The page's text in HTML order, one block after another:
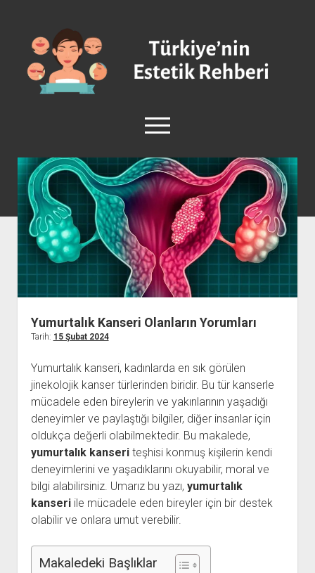
Türkiye'nin
Estetik
Rehberi
menüyü
aç
facebookinstagram
Anasayfa
Burun Estetiği
Göğüs Estetiği
Vücut Estetiği
Yüz Estetiği
Hakkımızda
İletişim
Yumurtalık Kanseri Olanların Yorumları
Tarih: 15 Şubat 2024
Yumurtalık kanseri, kadınlarda en sık görülen
jinekolojik kanser türlerinden biridir. Bu tür kanserle
mücadele eden bireylerin ve yakınlarının yaşadığı
deneyimler ve paylaştığı bilgiler, diğer insanlar için
oldukça değerli olabilmektedir. Bu makalede,
yumurtalık kanseriteşhisi konmuş kişilerin kendi
deneyimlerini ve yaşadıklarını okuyabilir, moral ve
bilgi alabilirsiniz. Umarız bu yazı, yumurtalık
kanseriile mücadele eden bireyler için bir destek
olabilir ve onlara umut verebilir.
Makaledeki Başlıklar